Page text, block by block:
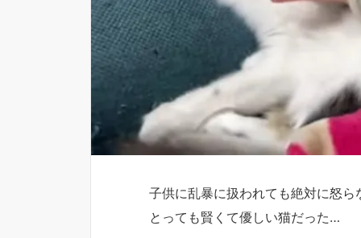
子供に乱暴に扱われても絶対に怒
とっても賢くて優しい猫だった…